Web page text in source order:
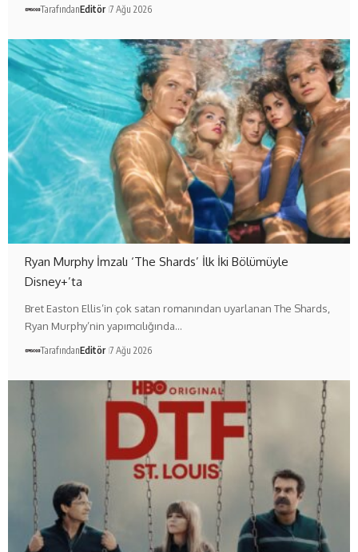
TarafındanEditör 7 Ağu 2026
Ryan Murphy İmzalı ‘The Shards’ İlk İki Bölümüyle
Disney+’ta
Bret Easton Ellis’in çok satan romanından uyarlanan The Shards,
Ryan Murphy’nin yapımcılığında…
TarafındanEditör 7 Ağu 2026